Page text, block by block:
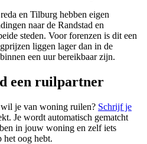
en Tilburg hebben eigen
naar de Randstad en
steden. Voor forenzen is dit een
liggen lager dan in de
een uur bereikbaar zijn.
een ruilpartner
je van woning ruilen? Schrijf je
Je wordt automatisch gematcht
in jouw woning en zelf iets
het oog hebt.